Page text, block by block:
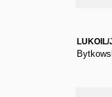
LUKOIL/